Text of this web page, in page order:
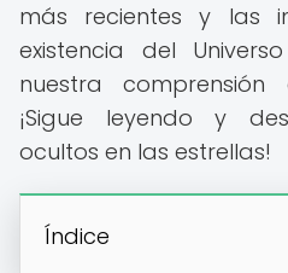
más recientes y las
existencia del
nuestra
¡Sigue leyendo y
ocultos en las estrellas!
Índice